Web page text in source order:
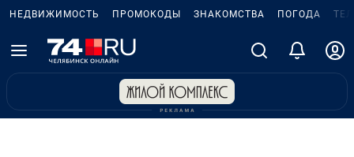
НЕДВИЖИМОСТЬ ПРОМОКОДЫ ЗНАКОМСТВА ПОГОДА